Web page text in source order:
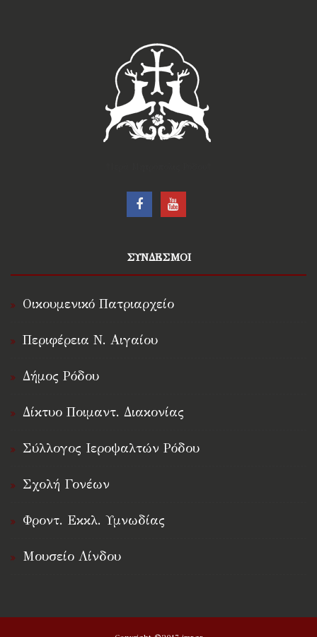
ΣΥΝΔΕΣΜΟΙ
Οικουμενικό Πατριαρχείο
Περιφέρεια Ν. Αιγαίου
Δήμος Ρόδου
Δίκτυο Ποιμαντ. Διακονίας
Σύλλογος Ιεροψαλτών Ρόδου
Σχολή Γονέων
Φροντ. Εκκλ. Υμνωδίας
Μουσείο Λίνδου